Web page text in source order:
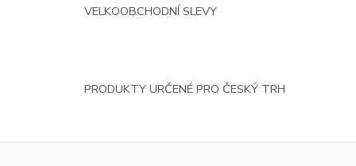
VELKOOBCHODNÍ SLEVY
PRODUKTY URČENÉ PRO ČESKÝ TRH